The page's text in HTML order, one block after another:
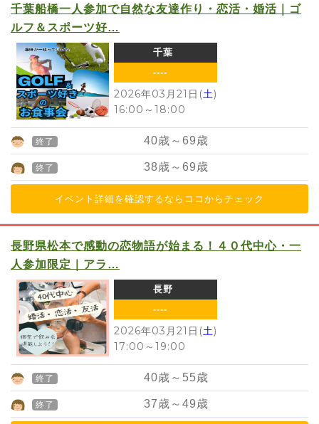
千葉船橋一人参加で自然な友達作り・恋活・婚活｜ゴ
ルフ＆スポーツ好…
千葉
----
2026年03月21日(土)
16:00 ～ 18:00
終了 40歳～69歳
終了 38歳～69歳
イベント詳細を確認するならココからチェック
長野県松本で感動の恋物語が始まる！４０代中心・一
人参加限定｜アラ…
長野
----
2026年03月21日(土)
17:00 ～ 19:00
終了 40歳～ 55歳
終了 37歳～49歳